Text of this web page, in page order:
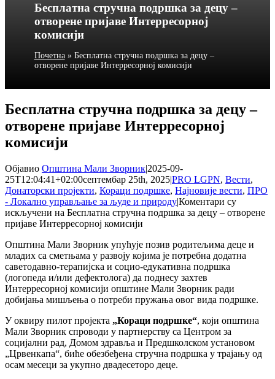
Бесплатна стручна подршка за децу –
отворене пријаве Интерресорној
комисији
Почетна» Бесплатна стручна подршка за децу –
отворене пријаве Интерресорној комисији
Бесплатна стручна подршка за децу –
отворене пријаве Интерресорној
комисији
Објавио Општина Мали Зворник|2025-09-
25T12:04:41+02:00септембар 25th, 2025|PRO LGPN, Вести,
Донаторски пројекти, Кораци подршке, Најновије вести, ПРО
- Локално управљање за људе и природу|Коментари су
искључени на Бесплатна стручна подршка за децу – отворене
пријаве Интерресорној комисији
Општина Мали Зворник упућује позив родитељима деце и
младих са сметњама у развоју којима је потребна додатна
саветодавно-терапијска и социо-едукативна подршка
(логопеда и/или дефектолога) да поднесу захтев
Интерресорној комисији општине Мали Зворник ради
добијања мишљења о потреби пружања овог вида подршке.
У оквиру пилот пројекта „Кораци подршке“, који општина
Мали Зворник спроводи у партнерству са Центром за
социјални рад, Домом здравља и Предшколском установом
„Црвенкапа“, биће обезбеђена стручна подршка у трајању од
осам месеци за укупно двадесеторо деце.